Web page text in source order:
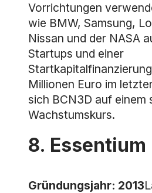
Vorrichtungen
wie BMW, Samsung,
Nissan und der NASA
Startups und einer
Millionen Euro im
sich BCN3D auf einem
Wachstumskurs.
8. Essentium
Gründungsjahr: 2013